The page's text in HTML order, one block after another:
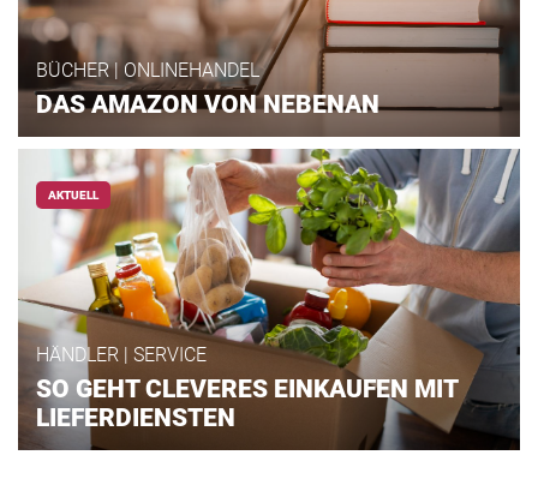
BÜCHER | ONLINEHANDEL
DAS AMAZON VON NEBENAN
AKTUELL
HÄNDLER | SERVICE
SO GEHT CLEVERES EINKAUFEN MIT
LIEFERDIENSTEN